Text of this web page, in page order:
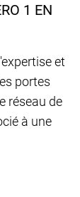
1 EN
et
portes
réseau de
à une